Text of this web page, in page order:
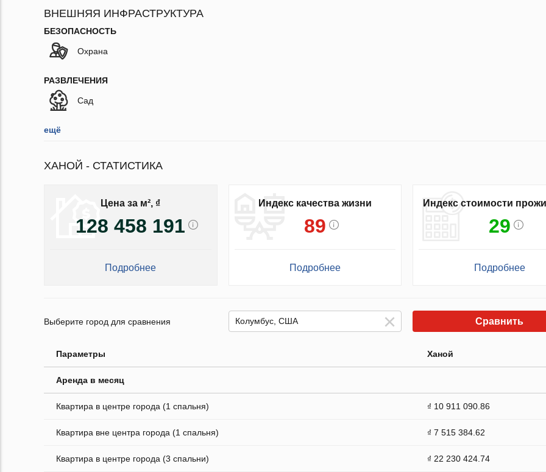
ВНЕШНЯЯ ИНФРАСТРУКТУРА
БЕЗОПАСНОСТЬ
Охрана
РАЗВЛЕЧЕНИЯ
Сад
ещё
ХАНОЙ - СТАТИСТИКА
Цена за м², ₫
128 458 191
Подробнее
Индекс качества жизни
89
Подробнее
Индекс стоимости
29
Подробнее
Выберите город для сравнения Сравнить
Параметры Ханой
Аренда в месяц
Квартира в центре города (1 спальня) ₫ 10 911 090.86
Квартира вне центра города (1 спальня) ₫ 7 515 384.62
Квартира в центре города (3 спальни) ₫ 22 230 424.74